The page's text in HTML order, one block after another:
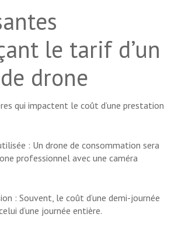
le tarif d’un
drone
qui impactent le coût d’une prestation
: Un drone de consommation sera
professionnel avec une caméra
: Souvent, le coût d’une demi-journée
d’une journée entière.